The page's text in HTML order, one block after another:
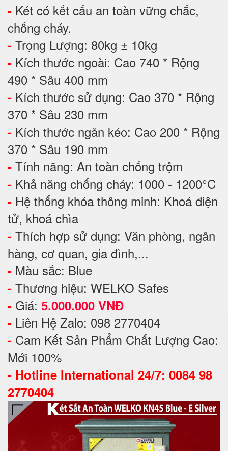
- Két có kết cấu an toàn vững chắc,
chống cháy.
- Trọng Lượng: 80kg ± 10kg
- Kích thước ngoài: Cao 740 * Rộng
490 * Sâu 400 mm
- Kích thước sử dụng: Cao 370 * Rộng
370 * Sâu 230 mm
- Kích thước ngăn kéo: Cao 200 * Rộng
370 * Sâu 190 mm
- Tính năng: An toàn chống trộm
- Khả năng chống cháy: 1000 - 1200°C
- Hệ thống khóa thông minh: Khoá điện
tử, khoá chìa
- Thích hợp sử dụng: Văn phòng, ngân
hàng, cơ quan, gia đình,...
- Màu sắc: Blue
- Thương hiệu: WELKO Safes
- Giá: 5.000.000 VNĐ
- Liên Hệ Zalo: 098 2770404
- Cam Kết Sản Phẩm Chất Lượng Cao:
Mới 100%
- Hotline International 24/7: 0084 98
2770404